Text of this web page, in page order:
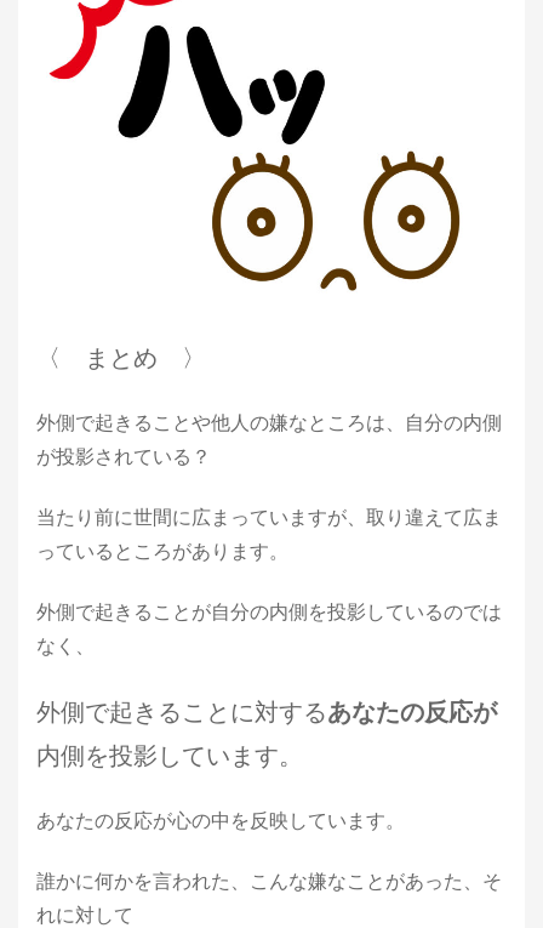
〈 まとめ 〉
外側で起きることや他人の嫌なところは、自分の内側
が投影されている？
当たり前に世間に広まっていますが、取り違えて広ま
っているところがあります。
外側で起きることが自分の内側を投影しているのでは
なく、
外側で起きることに対するあなたの反応が
内側を投影しています。
あなたの反応が心の中を反映しています。
誰かに何かを言われた、こんな嫌なことがあった、そ
れに対して